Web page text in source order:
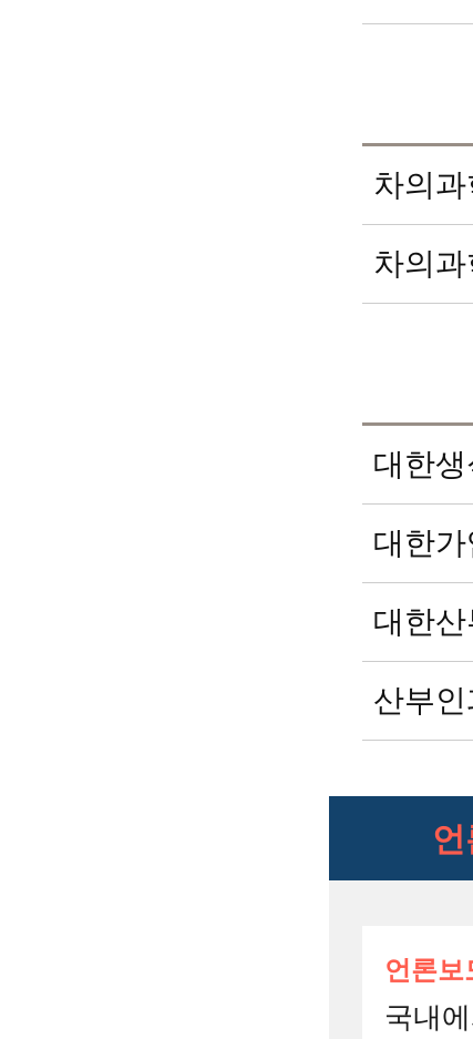
차의
차의
대한생
대한가
대한산
산부인
언
언론보
국내